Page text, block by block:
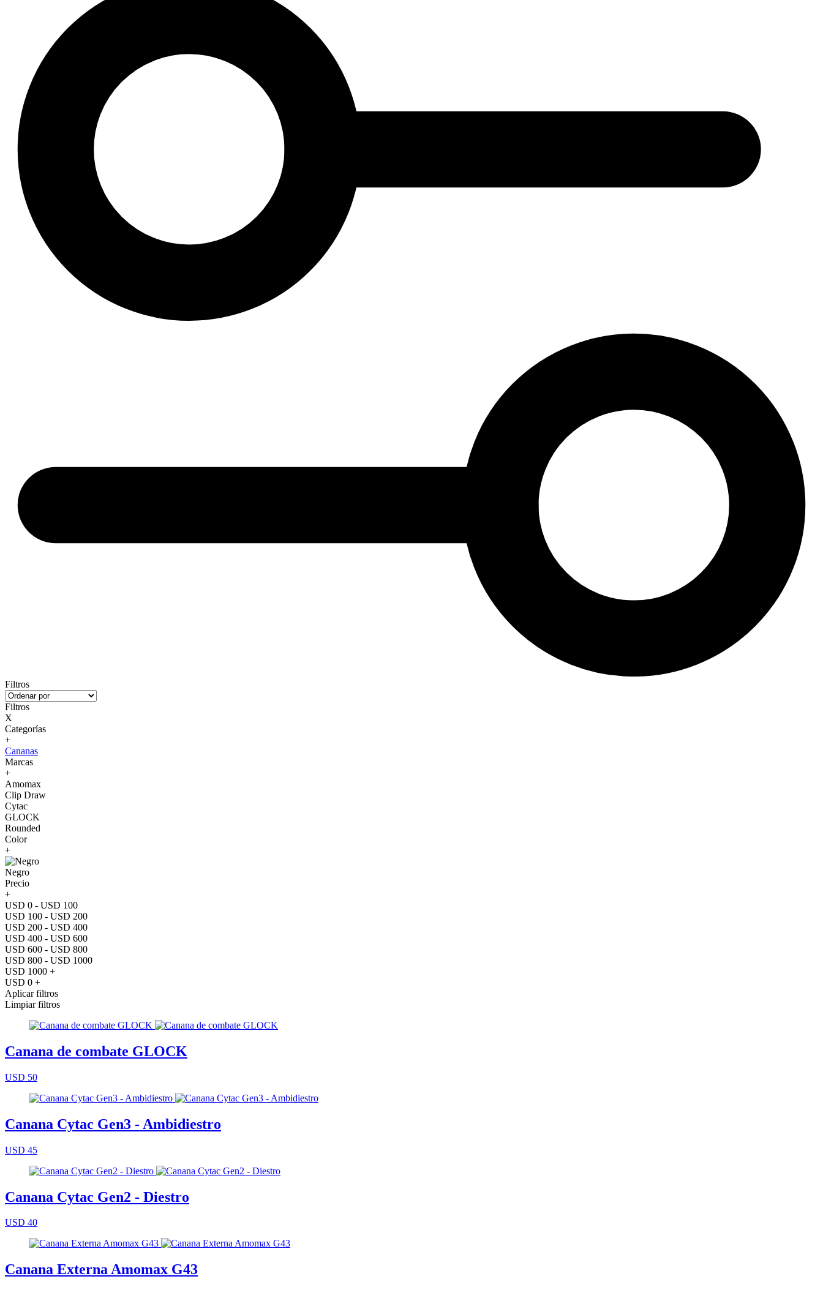
Filtros
Filtros
X
Categorías
+
Cananas
Marcas
+
Amomax
Clip Draw
Cytac
GLOCK
Rounded
Color
+
Negro
Precio
+
USD 0 - USD 100
USD 100 - USD 200
USD 200 - USD 400
USD 400 - USD 600
USD 600 - USD 800
USD 800 - USD 1000
USD 1000 +
USD 0 +
Aplicar filtros
Limpiar filtros
Canana de combate GLOCK
USD 50
Canana Cytac Gen3 - Ambidiestro
USD 45
Canana Cytac Gen2 - Diestro
USD 40
Canana Externa Amomax G43